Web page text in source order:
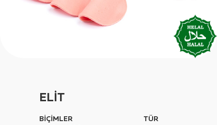
ELİT
BIÇIMLER
TÜR